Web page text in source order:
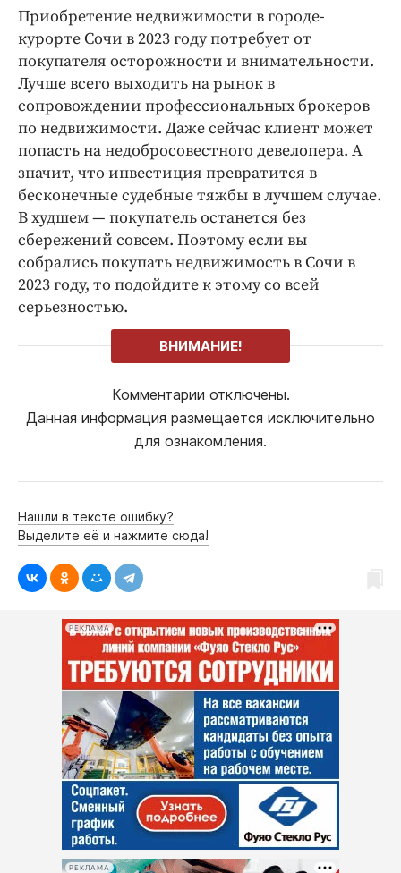
Приобретение недвижимости в городе-
курорте Сочи в 2023 году потребует от
покупателя осторожности и внимательности.
Лучше всего выходить на рынок в
сопровождении профессиональных брокеров
по недвижимости. Даже сейчас клиент может
попасть на недобросовестного девелопера. А
значит, что инвестиция превратится в
бесконечные судебные тяжбы в лучшем случае.
В худшем — покупатель останется без
сбережений совсем. Поэтому если вы
собрались покупать недвижимость в Сочи в
2023 году, то подойдите к этому со всей
серьезностью.
ВНИМАНИЕ!
Комментарии отключены.
Данная информация размещается исключительно
для ознакомления.
Нашли в тексте ошибку?
Выделите её и нажмите сюда!
РЕКЛАМА
РЕКЛАМА